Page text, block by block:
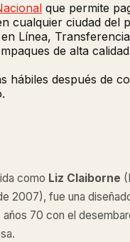
que permite
cualquier ciudad del
Línea,
de alta
hábiles después de
como Liz Claiborne
2007), fue una
70 con el